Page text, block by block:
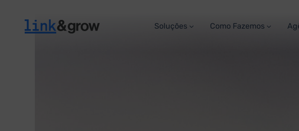
Soluções Como Fazemos